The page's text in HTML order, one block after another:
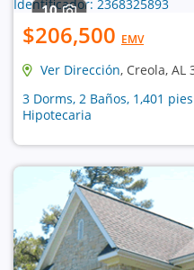
10
$206,500 EMV
Ver Dirección, Creola, AL
3 Dorms, 2 Baños, 1,401
Hipotecaria